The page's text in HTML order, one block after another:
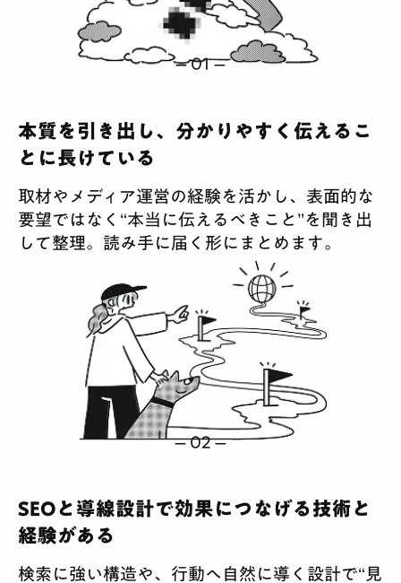
本質を引き出し、分かりやすく伝えるこ
とに長けている
取材やメディア運営の経験を活かし、表面的な
要望ではなく“本当に伝えるべきこと”を聞き出
して整理。読み手に届く形にまとめます。
SEOと導線設計で効果につなげる技術と
経験がある
検索に強い構造や、行動へ自然に導く設計で“見